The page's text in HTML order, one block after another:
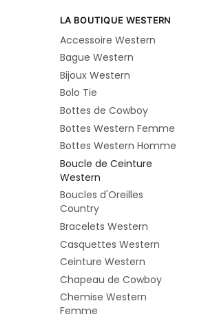
LA BOUTIQUE WESTERN
Accessoire Western
Bague Western
Bijoux Western
Bolo Tie
Bottes de Cowboy
Bottes Western Femme
Bottes Western Homme
Boucle de Ceinture
Western
Boucles d'Oreilles
Country
Bracelets Western
Casquettes Western
Ceinture Western
Chapeau de Cowboy
Chemise Western
Femme